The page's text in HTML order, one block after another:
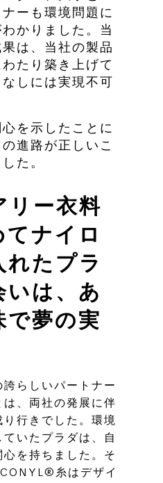
ーも環境問題に
かりました。当
は、当社の製品
たり築き上げて
しには実現不可
を示したことに
進路が正しいこ
た。
リー衣料
ナイロ
れたプラ
いは、あ
で夢の実
らしいパートナー
、両社の発展に伴
行きでした。環境
いたプラダは、自
を持ちました。そ
糸はデザイ